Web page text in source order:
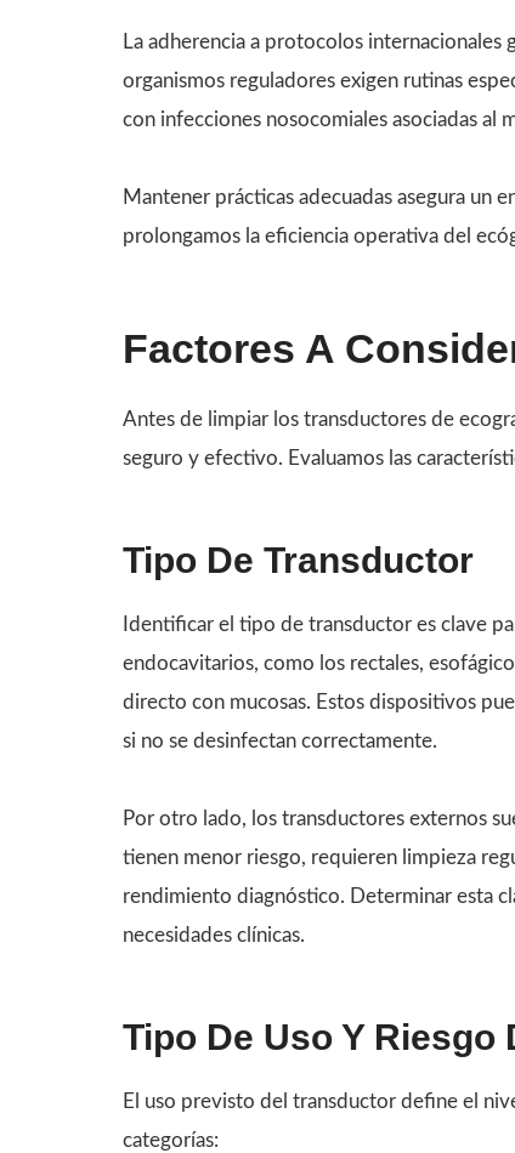
La adherencia a protocolos internacionales
organismos reguladores exigen rutinas
con infecciones nosocomiales asociadas al
Mantener prácticas adecuadas asegura un
prolongamos la eficiencia operativa del
Factores A
Antes de limpiar los transductores de
seguro y efectivo. Evaluamos las
Tipo De Transductor
Identificar el tipo de transductor es clave
endocavitarios, como los rectales,
directo con mucosas. Estos dispositivos
si no se desinfectan correctamente.
Por otro lado, los transductores externos
tienen menor riesgo, requieren limpieza
rendimiento diagnóstico. Determinar esta
necesidades clínicas.
Tipo De Uso Y Riesgo
El uso previsto del transductor define el
categorías: